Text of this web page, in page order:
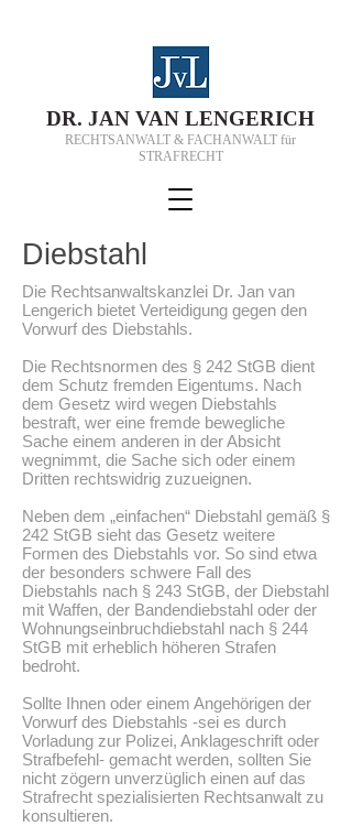
DR. JAN VAN LENGERICH
RECHTSANWALT & FACHANWALT für
STRAFRECHT
Diebstahl
Die Rechtsanwaltskanzlei Dr. Jan van
Lengerich bietet Verteidigung gegen den
Vorwurf des Diebstahls.
Die Rechtsnormen des § 242 StGB dient
dem Schutz fremden Eigentums. Nach
dem Gesetz wird wegen Diebstahls
bestraft, wer eine fremde bewegliche
Sache einem anderen in der Absicht
wegnimmt, die Sache sich oder einem
Dritten rechtswidrig zuzueignen.
Neben dem „einfachen“ Diebstahl gemäß §
242 StGB sieht das Gesetz weitere
Formen des Diebstahls vor. So sind etwa
der besonders schwere Fall des
Diebstahls nach § 243 StGB, der Diebstahl
mit Waffen, der Bandendiebstahl oder der
Wohnungseinbruchdiebstahl nach § 244
StGB mit erheblich höheren Strafen
bedroht.
Sollte Ihnen oder einem Angehörigen der
Vorwurf des Diebstahls -sei es durch
Vorladung zur Polizei, Anklageschrift oder
Strafbefehl- gemacht werden, sollten Sie
nicht zögern unverzüglich einen auf das
Strafrecht spezialisierten Rechtsanwalt zu
konsultieren.